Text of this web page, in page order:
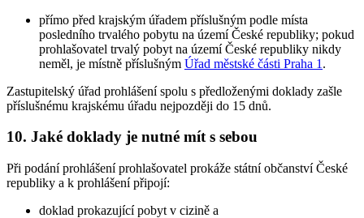
přímo před krajským úřadem příslušným podle místa
posledního trvalého pobytu na území České republiky; pokud
prohlašovatel trvalý pobyt na území České republiky nikdy
neměl, je místně příslušným Úřad městské části Praha 1 .
Zastupitelský úřad prohlášení spolu s předloženými doklady zašle
příslušnému krajskému úřadu nejpozději do 15 dnů.
10. Jaké doklady je nutné mít s sebou
Při podání prohlášení prohlašovatel prokáže státní občanství České
republiky a k prohlášení připojí:
doklad prokazující pobyt v cizině a